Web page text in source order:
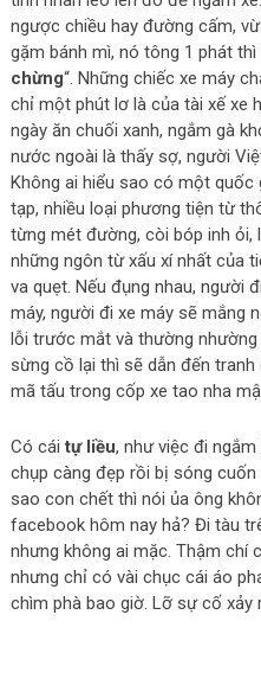
ngược chiều hay đường cấm,
gặm bánh mì, nó tông 1 phát thì
chừng“. Những chiếc xe máy
chỉ một phút lơ là của tài xế xe
ngày ăn chuối xanh, ngắm gà
nước ngoài là thấy sợ, người
Không ai hiểu sao có một
tạp, nhiều loại phương tiện từ
từng mét đường, còi bóp inh ỏi,
những ngôn từ xấu xí nhất của
va quẹt. Nếu đụng nhau, người
máy, người đi xe máy sẽ mắng
lỗi trước mắt và thường nhường
sừng cồ lại thì sẽ dẫn đến
mã tấu trong cốp xe tao nha
Có cáitự liều, như việc đi
chụp càng đẹp rồi bị sóng
sao con chết thì nói ủa ông
facebook hôm nay hả? Đi tàu
nhưng không ai mặc. Thậm chí
nhưng chỉ có vài chục cái áo
chìm phà bao giờ. Lỡ sự cố xảy